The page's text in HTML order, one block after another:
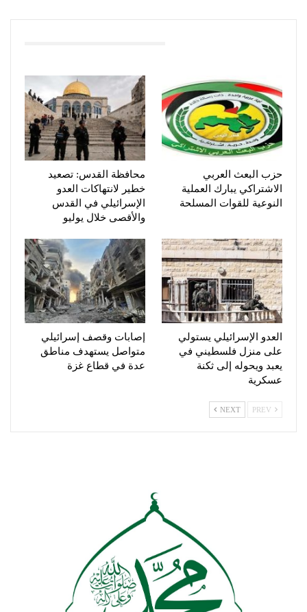
حزب البعث العربي
الاشتراكي يبارك العملية
النوعية للقوات المسلحة
محافظة القدس: تصعيد
خطير لانتهاكات العدو
الإسرائيلي في القدس
والأقصى خلال يوليو
العدو الإسرائيلي يستولي
على منزل فلسطيني في
يعبد ويحوله إلى ثكنة
عسكرية
إصابات وقصف إسرائيلي
متواصل يستهدف مناطق
عدة في قطاع غزة
NEXT